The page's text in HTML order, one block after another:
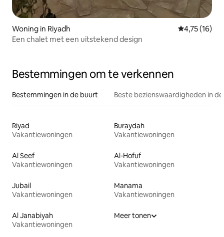
Woning in Riyadh Gemiddelde
4,75 (16)
Een chalet met een uitstekend design
Bestemmingen om te verkennen
Bestemmingen in de buurt Beste bezienswaardigheden in
Riyad
Vakantiewoningen
Buraydah
Vakantiewoningen
Al Seef
Vakantiewoningen
Al-Hofuf
Vakantiewoningen
Jubail
Vakantiewoningen
Manama
Vakantiewoningen
Al Janabiyah
Vakantiewoningen
Meer tonen